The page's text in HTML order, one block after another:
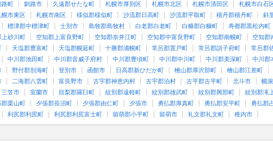
路町 釧路市 久遠郡せたな町 札幌市厚別区 札幌市北区 札幌市清田区 札幌市白石
幌市東区 札幌市南区 様似郡様似町 沙流郡日高町 沙流郡平取町 積丹郡積丹町
斜
標津郡中標津町 士別市 島牧郡島牧村 白老郡白老町 白糠郡白糠町 寿都郡黒松内町
上砂川町 空知郡上富良野町 空知郡奈井江町 空知郡中富良野町 空知郡南幌町 空知郡
天塩郡豊富町 天塩郡幌延町 十勝郡浦幌町 常呂郡置戸町 常呂郡訓子府町 常呂郡
中川郡池田町 中川郡音威子府村 中川郡豊頃町 中川郡中川町 中川郡美深町 中川郡
野付郡別海町 登別市 函館市 日高郡新ひだか町 檜山郡厚沢部町 檜山郡江差町
二海郡八雲町 富良野市 古宇郡神恵内村 古宇郡泊村 古平郡古平町 北斗市
幌
三笠市 室蘭市 目梨郡羅臼町 紋別郡遠軽町 紋別郡雄武町 紋別郡興部町 紋別郡滝
郡栗山町 夕張郡長沼町 夕張郡由仁町 夕張市 勇払郡厚真町 勇払郡安平町 勇払郡
利尻郡利尻町 利尻郡利尻富士町 留萌郡小平町 留萌市 礼文郡礼文町 稚内市